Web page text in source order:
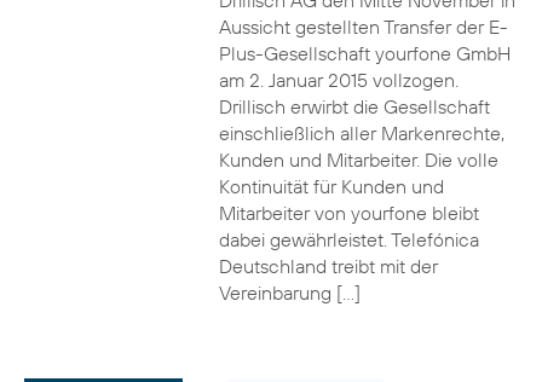
Aussicht gestellten Transfer der E-
Plus-Gesellschaft yourfone GmbH
am 2. Januar 2015 vollzogen.
Drillisch erwirbt die Gesellschaft
einschließlich aller Markenrechte,
Kunden und Mitarbeiter. Die volle
Kontinuität für Kunden und
Mitarbeiter von yourfone bleibt
dabei gewährleistet. Telefónica
Deutschland treibt mit der
Vereinbarung […]